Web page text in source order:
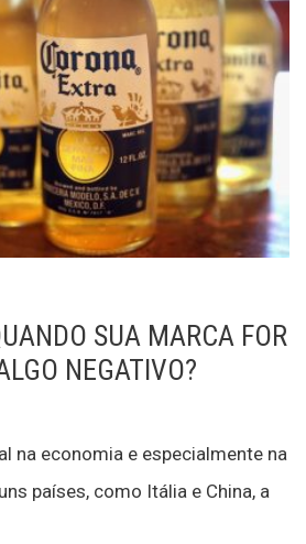
SUA MARCA FOR
NEGATIVO?
na economia e especialmente na
países, como Itália e China, a